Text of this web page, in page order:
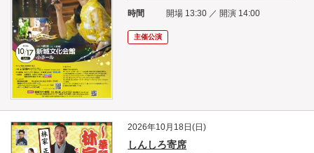
時間 開場 13:30 ／ 開演 14:00
主催公演
2026年10月18日(日)
しんしろ寄席